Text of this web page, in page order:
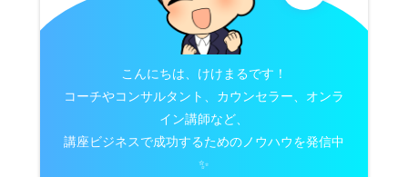
こんにちは、けけまるです！
コーチやコンサルタント、カウンセラー、オンラ
イン講師など、
講座ビジネスで成功するためのノウハウを発信中
✨